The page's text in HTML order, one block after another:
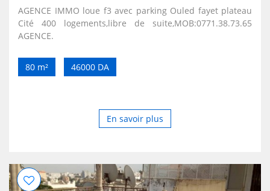
AGENCE IMMO loue f3 avec parking Ouled fayet plateau
Cité 400 logements,libre de suite,MOB:0771.38.73.65
AGENCE.
80 m² 46000 DA
En savoir plus